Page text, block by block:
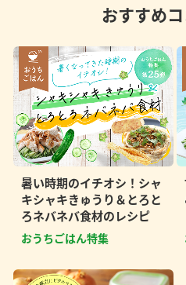
おすすめ
暑い時期のイチオシ！シャ
キシャキきゅうり＆とろと
ろネバネバ食材のレシピ
おうちごはん特集